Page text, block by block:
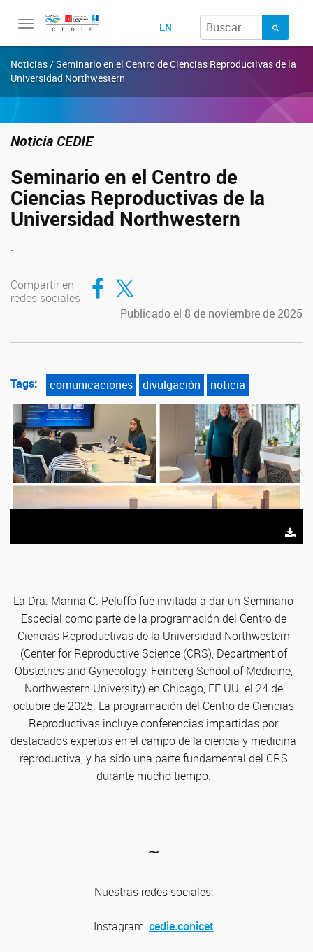
Toggle
EN
Noticias / Seminario en el Centro de Ciencias Reproductivas de la
Universidad Northwestern
Noticia CEDIE
Seminario en el Centro de
Ciencias Reproductivas de la
Universidad Northwestern
.
Compartir en
redes sociales
Compartir en Facebook
Compartir en Twitter
Publicado el 8 de noviembre de 2025
Tags: comunicaciones divulgación noticia
La Dra. Marina C. Peluffo fue invitada a dar un Seminario
Especial como parte de la programación del Centro de
Ciencias Reproductivas de la Universidad Northwestern
(Center for Reproductive Science (CRS), Department of
Obstetrics and Gynecology, Feinberg School of Medicine,
Northwestern University) en Chicago, EE.UU. el 24 de
octubre de 2025. La programación del Centro de Ciencias
Reproductivas incluye conferencias impartidas por
destacados expertos en el campo de la ciencia y medicina
reproductiva, y ha sido una parte fundamental del CRS
durante mucho tiempo.
∼
Nuestras redes sociales:
Instagram:cedie.conicet